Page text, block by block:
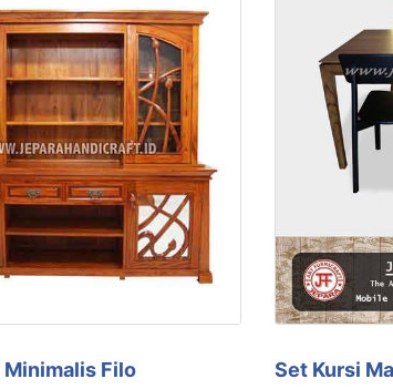
Minimalis Filo Set Kursi